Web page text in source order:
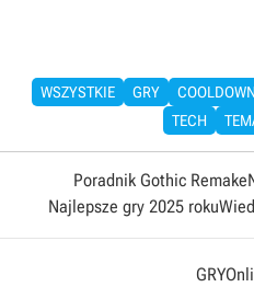
WSZYSTKIE GRY COOLDOWN
TECH
Poradnik Gothic Remake
Najlepsze gry 2025 roku